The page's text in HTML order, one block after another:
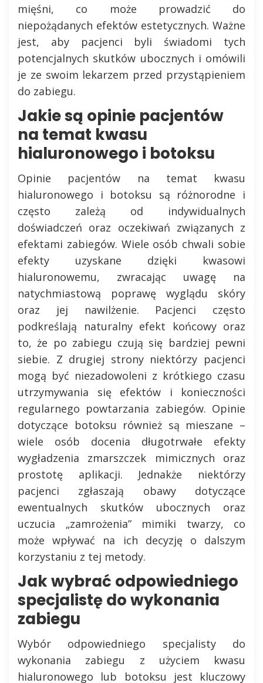
mięśni, co może prowadzić do
niepożądanych efektów estetycznych. Ważne
jest, aby pacjenci byli świadomi tych
potencjalnych skutków ubocznych i omówili
je ze swoim lekarzem przed przystąpieniem
do zabiegu.
Jakie są opinie pacjentów
na temat kwasu
hialuronowego i botoksu
Opinie pacjentów na temat kwasu
hialuronowego i botoksu są różnorodne i
często zależą od indywidualnych
doświadczeń oraz oczekiwań związanych z
efektami zabiegów. Wiele osób chwali sobie
efekty uzyskane dzięki kwasowi
hialuronowemu, zwracając uwagę na
natychmiastową poprawę wyglądu skóry
oraz jej nawilżenie. Pacjenci często
podkreślają naturalny efekt końcowy oraz
to, że po zabiegu czują się bardziej pewni
siebie. Z drugiej strony niektórzy pacjenci
mogą być niezadowoleni z krótkiego czasu
utrzymywania się efektów i konieczności
regularnego powtarzania zabiegów. Opinie
dotyczące botoksu również są mieszane –
wiele osób docenia długotrwałe efekty
wygładzenia zmarszczek mimicznych oraz
prostotę aplikacji. Jednakże niektórzy
pacjenci zgłaszają obawy dotyczące
ewentualnych skutków ubocznych oraz
uczucia „zamrożenia” mimiki twarzy, co
może wpływać na ich decyzję o dalszym
korzystaniu z tej metody.
Jak wybrać odpowiedniego
specjalistę do wykonania
zabiegu
Wybór odpowiedniego specjalisty do
wykonania zabiegu z użyciem kwasu
hialuronowego lub botoksu jest kluczowy